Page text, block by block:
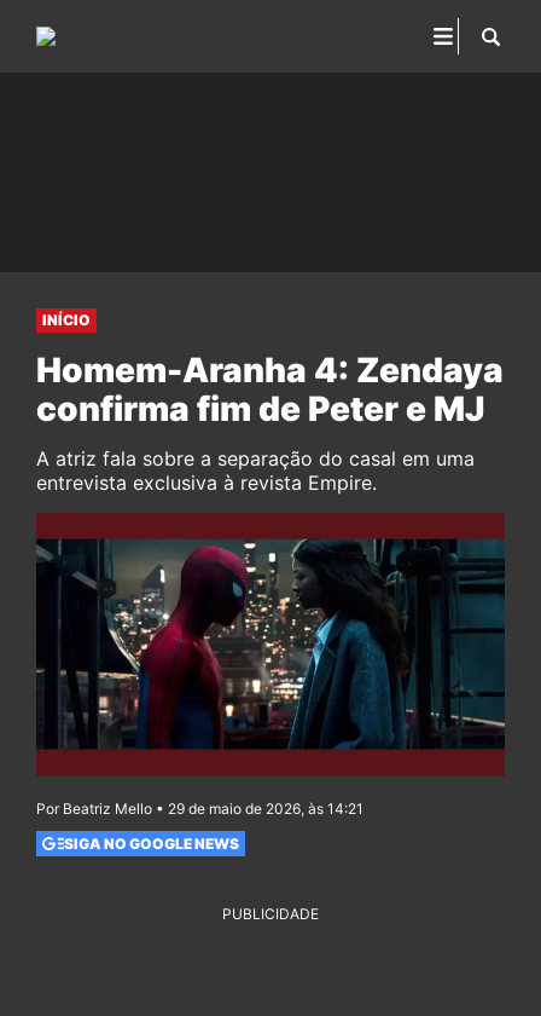
INÍCIO
Homem-Aranha 4: Zendaya
confirma fim de Peter e MJ
A atriz fala sobre a separação do casal em uma
entrevista exclusiva à revista Empire.
Por Beatriz Mello • 29 de maio de 2026, às 14:21
SIGA NO GOOGLE NEWS
PUBLICIDADE